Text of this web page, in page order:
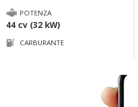
POTENZA
44 cv (32 kW)
CARBURANTE